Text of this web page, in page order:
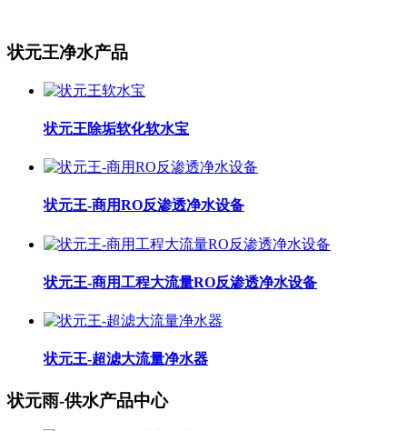
状元王净水产品
状元王除垢软化软水宝
状元王-商用RO反渗透净水设备
状元王-商用工程大流量RO反渗透净水设备
状元王-超滤大流量净水器
状元雨-供水产品中心